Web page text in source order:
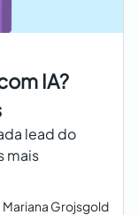
IA?
lead do
mais
Mariana Grojsgold